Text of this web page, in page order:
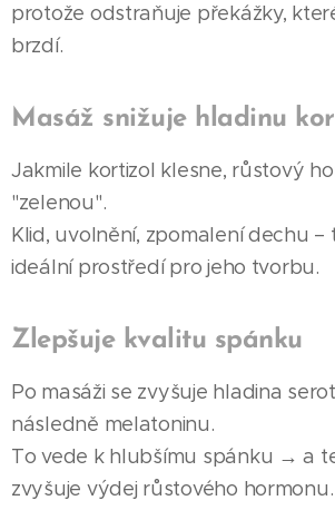
protože odstraňuje překážky,
brzdí.
Masáž snižuje hladinu
Jakmile kortizol klesne, růstový
"zelenou".
Klid, uvolnění, zpomalení dechu –
ideální prostředí pro jeho tvorbu.
Zlepšuje kvalitu spánku
Po masáži se zvyšuje hladina
následně melatoninu.
To vede k hlubšímu spánku → a
zvyšuje výdej růstového hormonu.